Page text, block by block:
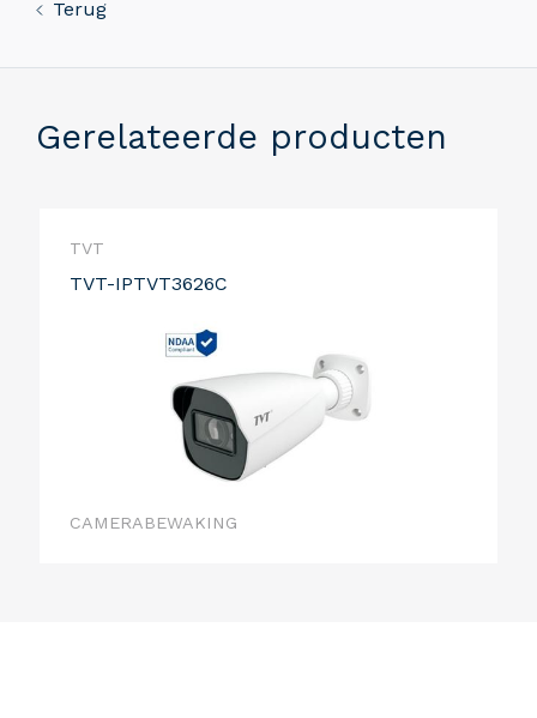
Terug
Gerelateerde producten
TVT
TVT-IPTVT3626C
CAMERABEWAKING